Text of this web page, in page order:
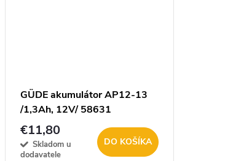
GÜDE akumulátor AP12-13
/1,3Ah, 12V/ 58631
€11,80
Skladom u
dodavatele
DO KOŠÍKA